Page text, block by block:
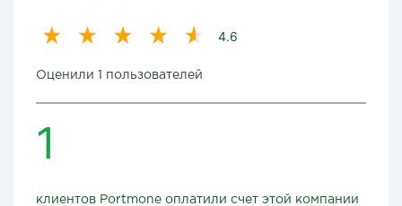
4.6
Оценили 1 пользователей
1
клиентов Portmone оплатили счет этой компании